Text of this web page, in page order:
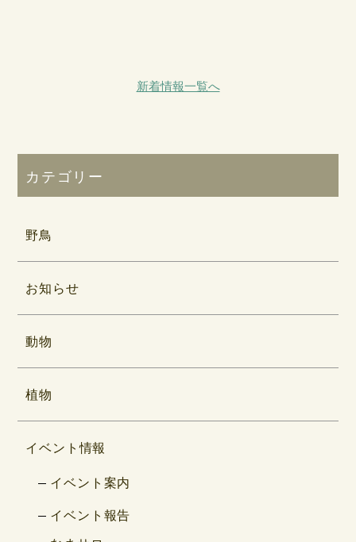
新着情報一覧へ
カテゴリー
野鳥
お知らせ
動物
植物
イベント情報
イベント案内
イベント報告